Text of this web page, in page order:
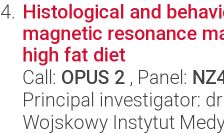
Histological and
magnetic resonance
high fat diet
Call: OPUS 2 , Panel:
Principal investigator:
Wojskowy Instytut